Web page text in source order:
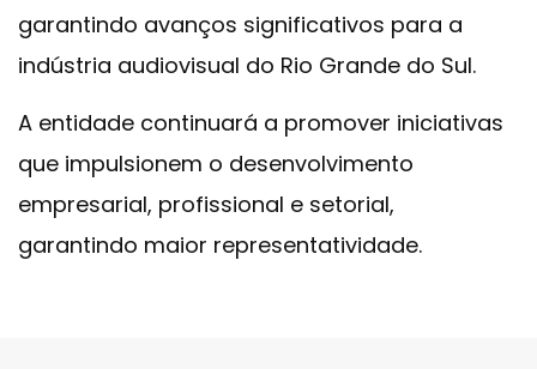
garantindo avanços significativos para a
indústria audiovisual do Rio Grande do Sul.
A entidade continuará a promover iniciativas
que impulsionem o desenvolvimento
empresarial, profissional e setorial,
garantindo maior representatividade.